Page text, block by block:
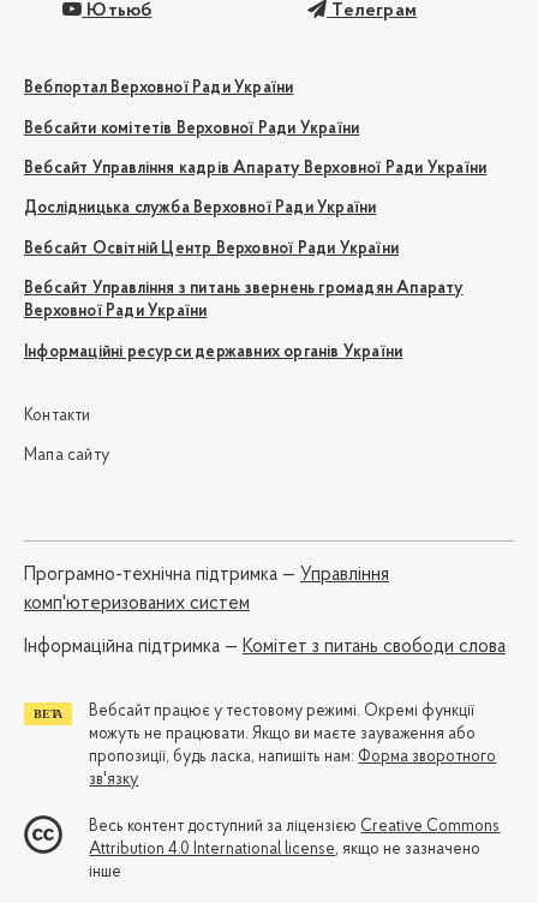
Ютьюб Телеграм
Вебпортал Верховної Ради України
Вебсайти комітетів Верховної Ради України
Вебсайт Управління кадрів Апарату Верховної Ради України
Дослідницька служба Верховної Ради України
Вебсайт Освітній Центр Верховної Ради України
Вебсайт Управління з питань звернень громадян Апарату
Верховної Ради України
Інформаційні ресурси державних органів України
Контакти
Мапа сайту
Програмно-технічна підтримка — Управління
комп'ютеризованих систем
Iнформаційна підтримка — Комітет з питань свободи слова
Вебсайт працює у тестовому режимі. Окремі функції
можуть не працювати. Якщо ви маєте зауваження або
пропозиції, будь ласка, напишіть нам: Форма зворотного
зв'язку
Весь контент доступний за ліцензією Creative Commons
Attribution 4.0 International license, якщо не зазначено
інше